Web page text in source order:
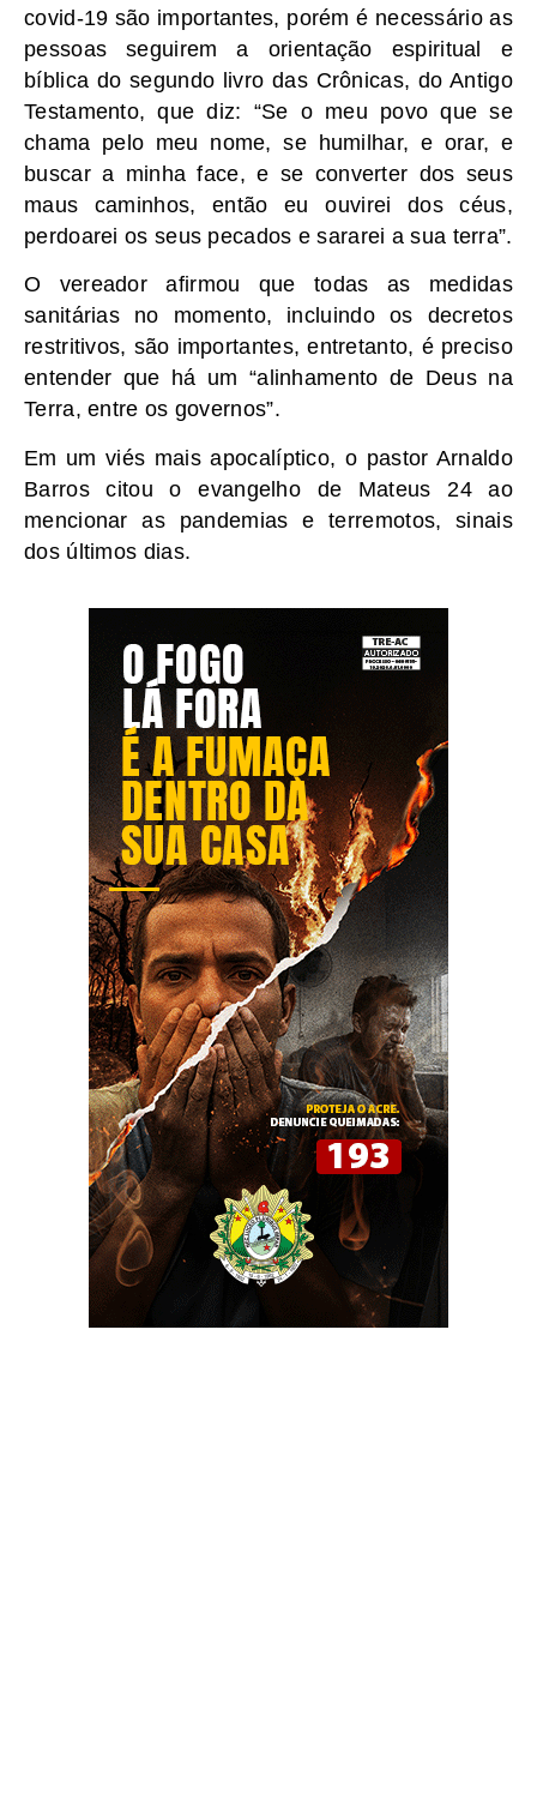
covid-19 são importantes, porém é necessário as
pessoas seguirem a orientação espiritual e
bíblica do segundo livro das Crônicas, do Antigo
Testamento, que diz: “Se o meu povo que se
chama pelo meu nome, se humilhar, e orar, e
buscar a minha face, e se converter dos seus
maus caminhos, então eu ouvirei dos céus,
perdoarei os seus pecados e sararei a sua terra”.
O vereador afirmou que todas as medidas
sanitárias no momento, incluindo os decretos
restritivos, são importantes, entretanto, é preciso
entender que há um “alinhamento de Deus na
Terra, entre os governos”.
Em um viés mais apocalíptico, o pastor Arnaldo
Barros citou o evangelho de Mateus 24 ao
mencionar as pandemias e terremotos, sinais
dos últimos dias.